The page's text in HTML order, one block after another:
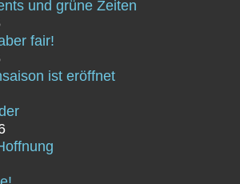
und grüne Zeiten
fair!
ist eröffnet